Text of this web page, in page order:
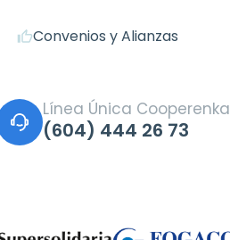
thumb_upConvenios y Alianzas
Línea Única Cooperenka
(604) 444 26 73